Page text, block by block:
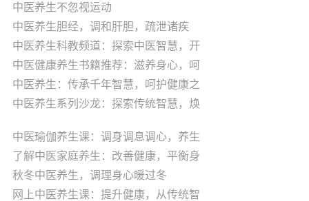
中医养生不忽视运动
中医养生胆经，调和肝胆，疏泄诸疾
中医养生科教频道：探索中医智慧，开
中医健康养生书籍推荐：滋养身心，呵
中医养生：传承千年智慧，呵护健康之
中医养生系列沙龙：探索传统智慧，焕
中医瑜伽养生课：调身调息调心，养生
了解中医家庭养生：改善健康，平衡身
秋冬中医养生，调理身心暖过冬
网上中医养生课：提升健康，从传统智